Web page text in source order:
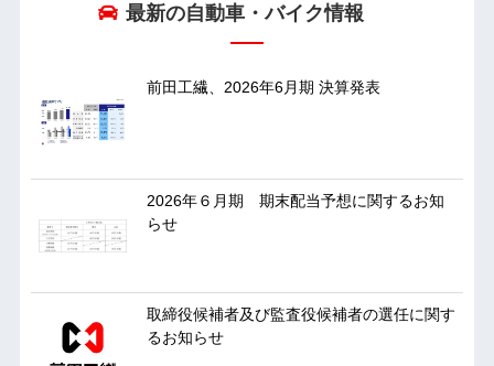
最新の自動車・バイク情報
前田工繊、2026年6月期 決算発表
2026年６月期 期末配当予想に関するお知
らせ
取締役候補者及び監査役候補者の選任に関す
るお知らせ